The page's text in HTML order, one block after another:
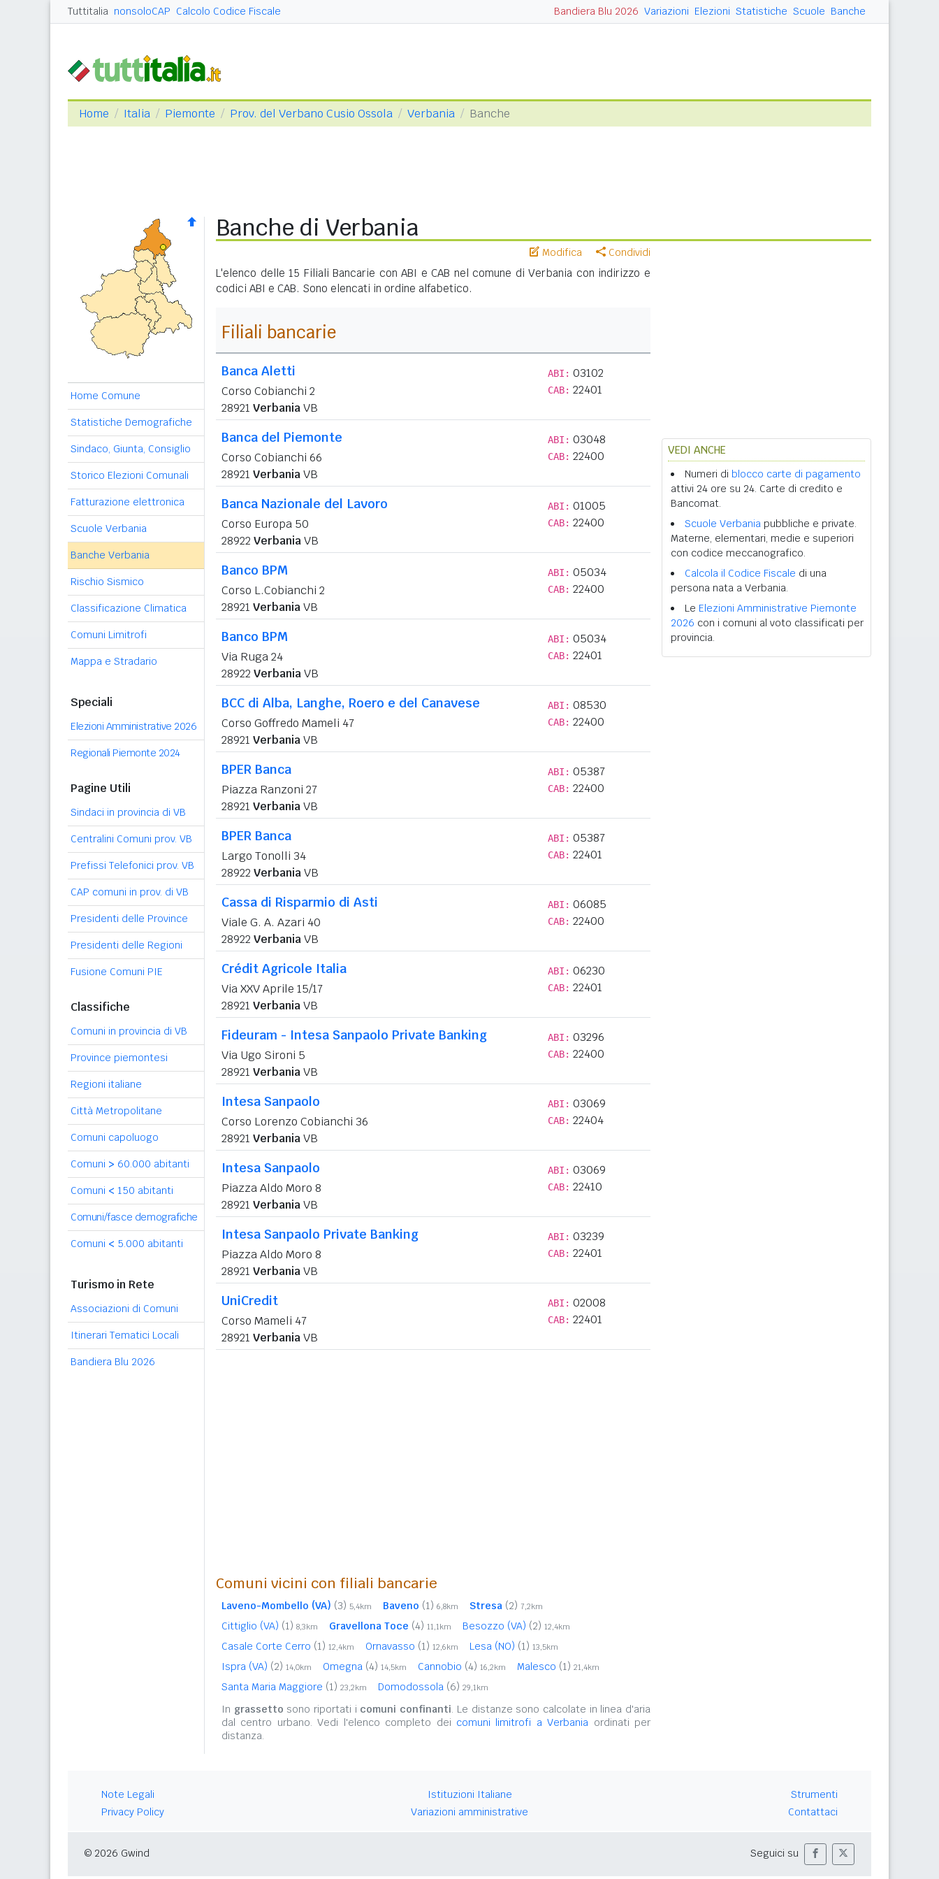
Tuttitalia nonsoloCAP Calcolo Codice Fiscale Bandiera Blu 2026 Variazioni Elezioni Statistiche Scuole Banche
Home Italia Piemonte Prov. del Verbano Cusio Ossola Verbania Banche
Home Comune
Statistiche Demografiche
Sindaco, Giunta, Consiglio
Storico Elezioni Comunali
Fatturazione elettronica
Scuole Verbania
Banche Verbania
Rischio Sismico
Classificazione Climatica
Comuni Limitrofi
Mappa e Stradario
Speciali
Elezioni Amministrative 2026
Regionali Piemonte 2024
Pagine Utili
Sindaci in provincia di VB
Centralini Comuni prov. VB
Prefissi Telefonici prov. VB
CAP comuni in prov. di VB
Presidenti delle Province
Presidenti delle Regioni
Fusione Comuni PIE
Classifiche
Comuni in provincia di VB
Province piemontesi
Regioni italiane
Città Metropolitane
Comuni capoluogo
Comuni > 60.000 abitanti
Comuni < 150 abitanti
Comuni/fasce demografiche
Comuni < 5.000 abitanti
Turismo in Rete
Associazioni di Comuni
Itinerari Tematici Locali
Bandiera Blu 2026
Banche di Verbania
Modifica Condividi
L'elenco delle 15 Filiali Bancarie con ABI e CAB nel comune di Verbania con indirizzo e
codici ABI e CAB. Sono elencati in ordine alfabetico.
Filiali bancarie
Banca Aletti
Corso Cobianchi 2
28921 VerbaniaVB
ABI: 03102
CAB: 22401
Banca del Piemonte
Corso Cobianchi 66
28921 VerbaniaVB
ABI: 03048
CAB: 22400
Banca Nazionale del Lavoro
Corso Europa 50
28922 VerbaniaVB
ABI: 01005
CAB: 22400
Banco BPM
Corso L.Cobianchi 2
28921 VerbaniaVB
ABI: 05034
CAB: 22400
Banco BPM
Via Ruga 24
28922 VerbaniaVB
ABI: 05034
CAB: 22401
BCC di Alba, Langhe, Roero e del Canavese
Corso Goffredo Mameli 47
28921 VerbaniaVB
ABI: 08530
CAB: 22400
BPER Banca
Piazza Ranzoni 27
28921 VerbaniaVB
ABI: 05387
CAB: 22400
BPER Banca
Largo Tonolli 34
28922 VerbaniaVB
ABI: 05387
CAB: 22401
Cassa di Risparmio di Asti
Viale G. A. Azari 40
28922 VerbaniaVB
ABI: 06085
CAB: 22400
Crédit Agricole Italia
Via XXV Aprile 15/17
28921 VerbaniaVB
ABI: 06230
CAB: 22401
Fideuram - Intesa Sanpaolo Private Banking
Via Ugo Sironi 5
28921 VerbaniaVB
ABI: 03296
CAB: 22400
Intesa Sanpaolo
Corso Lorenzo Cobianchi 36
28921 VerbaniaVB
ABI: 03069
CAB: 22404
Intesa Sanpaolo
Piazza Aldo Moro 8
28921 VerbaniaVB
ABI: 03069
CAB: 22410
Intesa Sanpaolo Private Banking
Piazza Aldo Moro 8
28921 VerbaniaVB
ABI: 03239
CAB: 22401
UniCredit
Corso Mameli 47
28921 VerbaniaVB
ABI: 02008
CAB: 22401
Comuni vicini con filiali bancarie
Laveno-Mombello (VA) (3) 5,4km Baveno (1) 6,8km Stresa (2) 7,2km
Cittiglio (VA) (1) 8,3km Gravellona Toce (4) 11,1km Besozzo (VA) (2) 12,4km
Casale Corte Cerro (1) 12,4km Ornavasso (1) 12,6km Lesa (NO) (1) 13,5km
Ispra (VA) (2) 14,0km Omegna (4) 14,5km Cannobio (4) 16,2km Malesco (1) 21,4km
Santa Maria Maggiore (1) 23,2km Domodossola (6) 29,1km
In grassetto sono riportati i comuni confinanti. Le distanze sono calcolate in linea d'aria
dal centro urbano. Vedi l'elenco completo dei comuni limitrofi a Verbania ordinati per
distanza.
VEDI ANCHE
Numeri di blocco carte di pagamento
attivi 24 ore su 24. Carte di credito e
Bancomat.
Scuole Verbania pubbliche e private.
Materne, elementari, medie e superiori
con codice meccanografico.
Calcola il Codice Fiscale di una
persona nata a Verbania.
Le Elezioni Amministrative Piemonte
2026 con i comuni al voto classificati per
provincia.
Note Legali
Privacy Policy
Istituzioni Italiane
Variazioni amministrative
Strumenti
Contattaci
© 2026 Gwind Seguici su